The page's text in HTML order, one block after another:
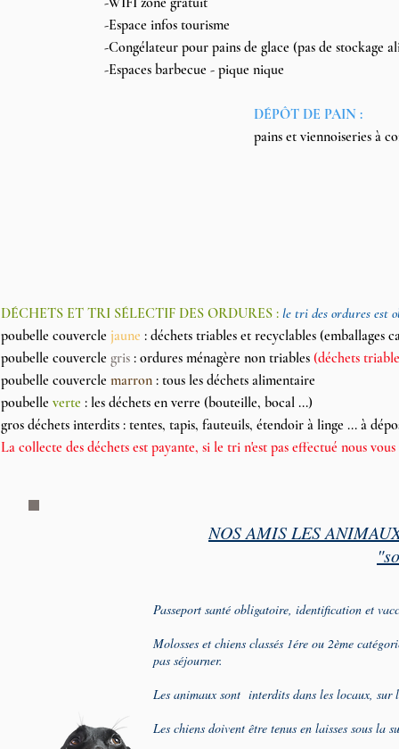
NOS AMIS LES
Passeport santé obligatoire, identification et
Molosses et chiens classés 1ére ou 2ème
pas séjourner.
Les animaux sont interdits dans les locaux, sur
Les chiens doivent être tenus en laisses sous la
-Espace infos tourisme
-Congélateur pour pains de glace (pas de stockage
-Espaces barbecue - pique nique
DÉPÔT DE PAIN :
pains et viennoiseries à
DÉCHETS ET TRI SÉLECTIF DES ORDURES : le tri des ordures est
poubelle couvercle jaune : déchets triables et recyclables (emballages
poubelle couvercle gris : ordures ménagère non triables (déchets
poubelle couvercle marron : tous les déchets alimentaire
poubelle verte : les déchets en verre (bouteille, bocal ...)
gros déchets interdits : tentes, tapis, fauteuils, étendoir à linge ... à
La collecte des déchets est payante, si le tri n'est pas effectué nous